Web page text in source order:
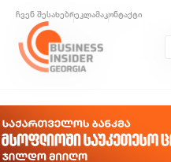
ჩვენ შესახებრეკლამაკონტაქტი